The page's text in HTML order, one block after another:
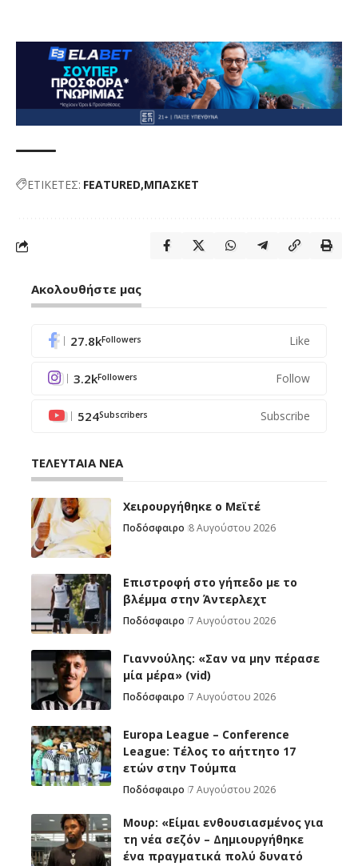
ΕΤΙΚΕΤΕΣ: FEATURED ΜΠΑΣΚΕΤ
Ακολουθήστε μας
27.8kFollowers Like
3.2kFollowers Follow
524Subscribers Subscribe
ΤΕΛΕΥΤΑΙΑ ΝΕΑ
Χειρουργήθηκε ο Μεϊτέ
Ποδόσφαιρο 8 Αυγούστου 2026
Επιστροφή στο γήπεδο με το
βλέμμα στην Άντερλεχτ
Ποδόσφαιρο 7 Αυγούστου 2026
Γιαννούλης: «Σαν να μην πέρασε
μία μέρα» (vid)
Ποδόσφαιρο 7 Αυγούστου 2026
Europa League – Conference
League: Τέλος το αήττητο 17
ετών στην Τούμπα
Ποδόσφαιρο 7 Αυγούστου 2026
Μουρ: «Είμαι ενθουσιασμένος για
τη νέα σεζόν – Δημιουργήθηκε
ένα πραγματικά πολύ δυνατό